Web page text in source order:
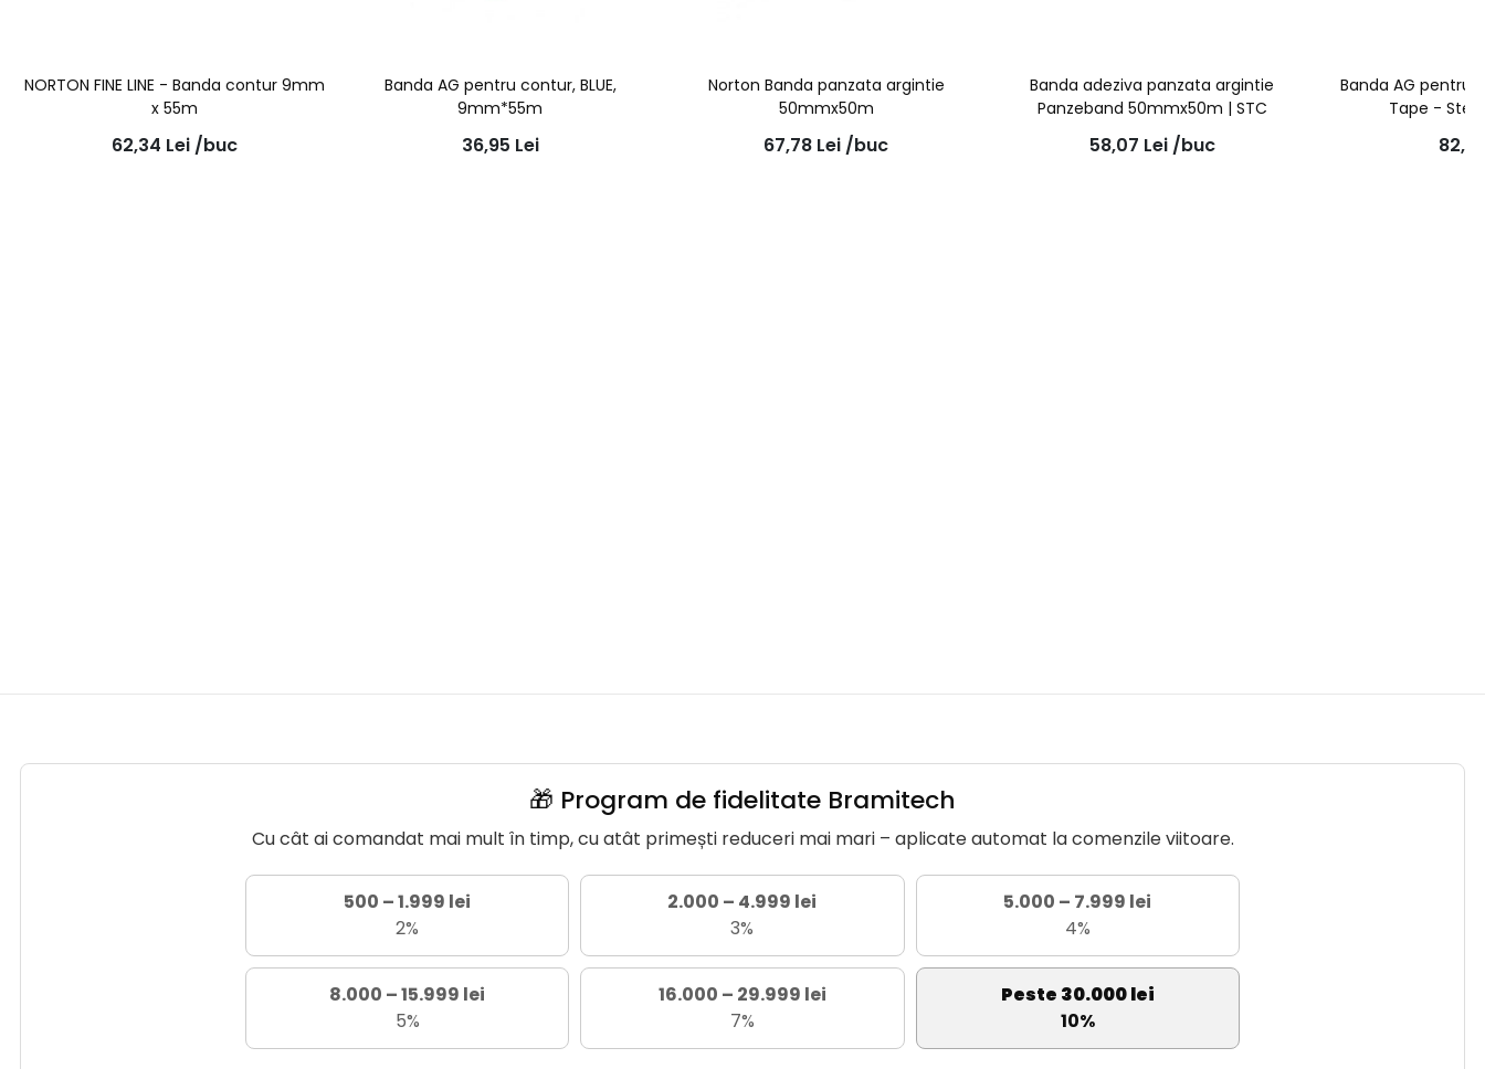
NORTON FINE LINE - Banda contur 9mm
x 55m
62,34 Lei /buc
Banda AG pentru contur, BLUE,
9mm*55m
36,95 Lei
Norton Banda panzata argintie
50mmx50m
67,78 Lei /buc
Banda adeziva panzata argintie
Panzeband 50mmx50m | STC
58,07 Lei /buc
Banda AG pentru
Tape -
🎁 Program de fidelitate Bramitech
Cu cât ai comandat mai mult în timp, cu atât primești reduceri mai mari – aplicate automat la comenzile viitoare.
500 – 1.999 lei
2%
2.000 – 4.999 lei
3%
5.000 – 7.999 lei
4%
8.000 – 15.999 lei
5%
16.000 – 29.999 lei
7%
Peste 30.000 lei
10%